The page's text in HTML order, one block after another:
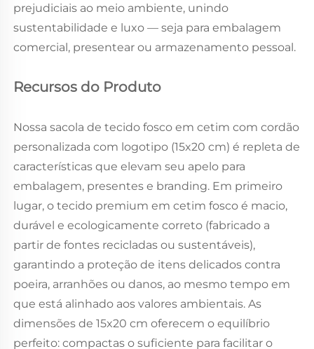
prejudiciais ao meio ambiente, unindo
sustentabilidade e luxo — seja para embalagem
comercial, presentear ou armazenamento pessoal.
Recursos do Produto
Nossa sacola de tecido fosco em cetim com cordão
personalizada com logotipo (15x20 cm) é repleta de
características que elevam seu apelo para
embalagem, presentes e branding. Em primeiro
lugar, o tecido premium em cetim fosco é macio,
durável e ecologicamente correto (fabricado a
partir de fontes recicladas ou sustentáveis),
garantindo a proteção de itens delicados contra
poeira, arranhões ou danos, ao mesmo tempo em
que está alinhado aos valores ambientais. As
dimensões de 15x20 cm oferecem o equilíbrio
perfeito: compactas o suficiente para facilitar o